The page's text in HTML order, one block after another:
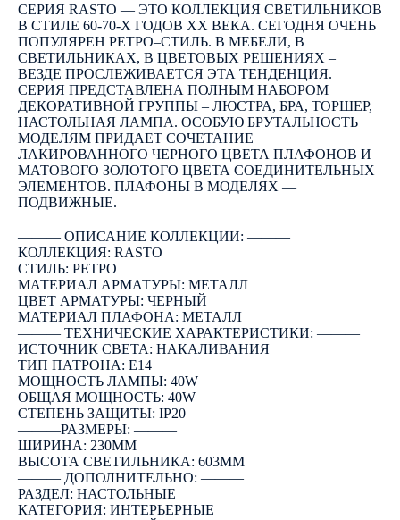
СЕРИЯ RASTO — ЭТО КОЛЛЕКЦИЯ СВЕТИЛЬНИКОВ
В СТИЛЕ 60-70-Х ГОДОВ ХХ ВЕКА. СЕГОДНЯ ОЧЕНЬ
ПОПУЛЯРЕН РЕТРО–СТИЛЬ. В МЕБЕЛИ, В
СВЕТИЛЬНИКАХ, В ЦВЕТОВЫХ РЕШЕНИЯХ –
ВЕЗДЕ ПРОСЛЕЖИВАЕТСЯ ЭТА ТЕНДЕНЦИЯ.
CЕРИЯ ПРЕДСТАВЛЕНА ПОЛНЫМ НАБОРОМ
ДЕКОРАТИВНОЙ ГРУППЫ – ЛЮСТРА, БРА, ТОРШЕР,
НАСТОЛЬНАЯ ЛАМПА. ОСОБУЮ БРУТАЛЬНОСТЬ
МОДЕЛЯМ ПРИДАЕТ СОЧЕТАНИЕ
ЛАКИРОВАННОГО ЧЕРНОГО ЦВЕТА ПЛАФОНОВ И
МАТОВОГО ЗОЛОТОГО ЦВЕТА СОЕДИНИТЕЛЬНЫХ
ЭЛЕМЕНТОВ. ПЛАФОНЫ В МОДЕЛЯХ —
ПОДВИЖНЫЕ.
――― ОПИСАНИЕ КОЛЛЕКЦИИ: ―――
КОЛЛЕКЦИЯ: RASTO
СТИЛЬ: РЕТРО
МАТЕРИАЛ АРМАТУРЫ: МЕТАЛЛ
ЦВЕТ АРМАТУРЫ: ЧЕРНЫЙ
МАТЕРИАЛ ПЛАФОНА: МЕТАЛЛ
――― ТЕХНИЧЕСКИЕ ХАРАКТЕРИСТИКИ: ―――
ИСТОЧНИК СВЕТА: НАКАЛИВАНИЯ
ТИП ПАТРОНА: E14
МОЩНОСТЬ ЛАМПЫ: 40W
ОБЩАЯ МОЩНОСТЬ: 40W
СТЕПЕНЬ ЗАЩИТЫ: IP20
―――РАЗМЕРЫ: ―――
ШИРИНА: 230ММ
ВЫСОТА СВЕТИЛЬНИКА: 603ММ
――― ДОПОЛНИТЕЛЬНО: ―――
РАЗДЕЛ: НАСТОЛЬНЫЕ
КАТЕГОРИЯ: ИНТЕРЬЕРНЫЕ